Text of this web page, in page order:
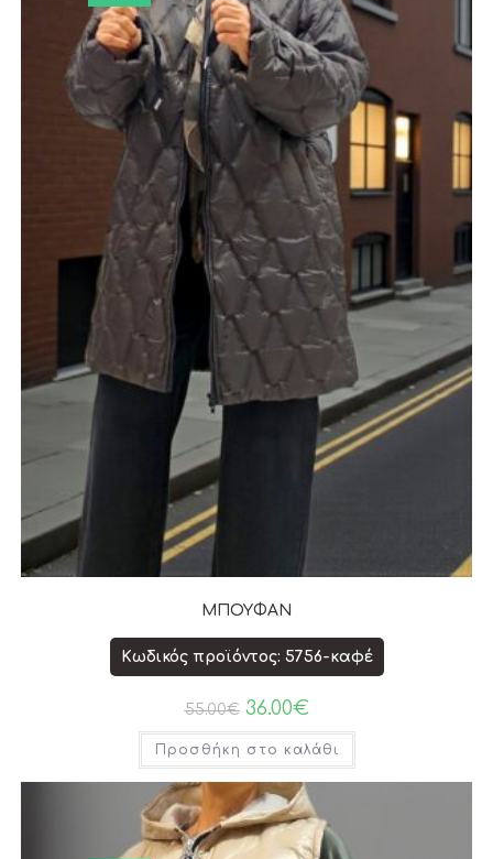
ΜΠΟΥΦΑΝ
Κωδικός προϊόντος: 5756-καφέ
55.00€ 36.00€
Προσθήκη στο καλάθι